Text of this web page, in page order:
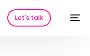
Let's talk